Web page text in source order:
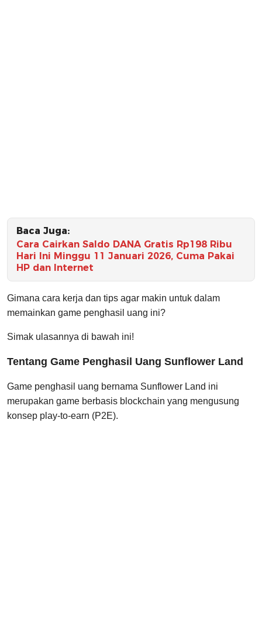
Baca Juga:
Cara Cairkan Saldo DANA Gratis Rp198 Ribu
Hari Ini Minggu 11 Januari 2026, Cuma Pakai
HP dan Internet
Gimana cara kerja dan tips agar makin untuk dalam
memainkan game penghasil uang ini?
Simak ulasannya di bawah ini!
Tentang Game Penghasil Uang Sunflower Land
Game penghasil uang bernama Sunflower Land ini
merupakan game berbasis blockchain yang mengusung
konsep play-to-earn (P2E).